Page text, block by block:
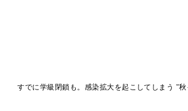
すでに学級閉鎖も。感染拡大を起こしてしまう "